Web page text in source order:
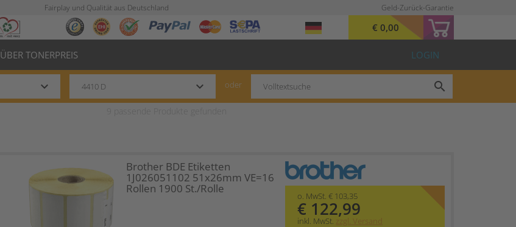
Fairplay und Qualität aus Deutschland Geld-Zurück-Garantie
€ 0,00
ÜBER TONERPREIS LOGIN
keyboard_arrow_down keyboard_arrow_down oder search
Brother BDE Etiketten
1J026051102 51x26mm VE=16
Rollen 1900 St./Rolle
o. MwSt. € 103,35
€ 122,99
inkl. MwSt. zzgl. Versand